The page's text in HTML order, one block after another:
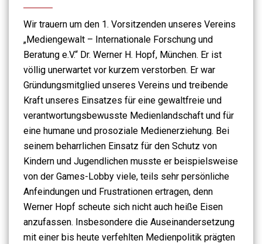
Wir trauern um den 1. Vorsitzenden unseres Vereins
„Mediengewalt – Internationale Forschung und
Beratung e.V.“ Dr. Werner H. Hopf, München. Er ist
völlig unerwartet vor kurzem verstorben. Er war
Gründungsmitglied unseres Vereins und treibende
Kraft unseres Einsatzes für eine gewaltfreie und
verantwortungsbewusste Medienlandschaft und für
eine humane und prosoziale Medienerziehung. Bei
seinem beharrlichen Einsatz für den Schutz von
Kindern und Jugendlichen musste er beispielsweise
von der Games-Lobby viele, teils sehr persönliche
Anfeindungen und Frustrationen ertragen, denn
Werner Hopf scheute sich nicht auch heiße Eisen
anzufassen. Insbesondere die Auseinandersetzung
mit einer bis heute verfehlten Medienpolitik prägten